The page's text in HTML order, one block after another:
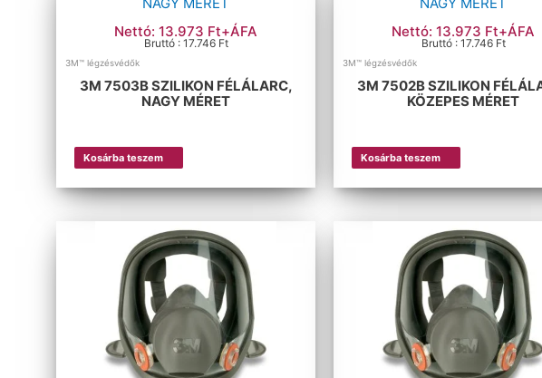
Nettó: 13.973 Ft+ÁFA
Bruttó : 17.746 Ft
3M™ légzésvédők
3M 7503B SZILIKON FÉLÁLARC,
NAGY MÉRET
Kosárba teszem
Nettó: 13.973 Ft+ÁFA
Bruttó : 17.746 Ft
3M™ légzésvédők
3M 7502B SZILIKON
KÖZEPES MÉRET
Kosárba teszem